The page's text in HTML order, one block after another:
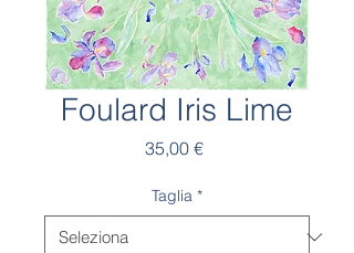
Foulard Iris Lime
35,00 €Prezzo
Taglia *